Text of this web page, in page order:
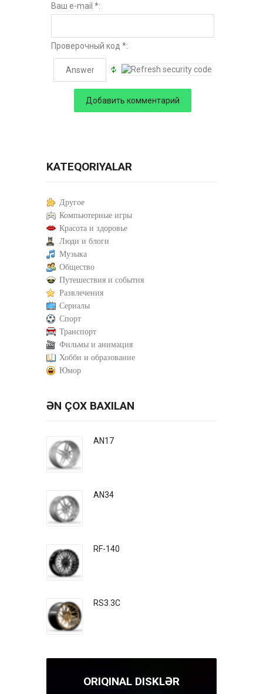
Ваш e-mail *:
Проверочный код *:
KATEQORIYALAR
Другое
Компьютерные игры
Красота и здоровье
Люди и блоги
Музыка
Общество
Путешествия и события
Развлечения
Сериалы
Спорт
Транспорт
Фильмы и анимация
Хобби и образование
Юмор
ƏN ÇOX BAXILAN
AN17
AN34
RF-140
RS3.3C
ORIQINAL DISKLƏR